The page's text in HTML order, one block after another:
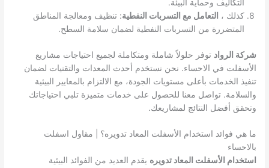
التكاليف وحماية البيئة.
كذلك ، التعامل مع التسربات النفطية: تنظيف ومعالجة المناطق
المتضررة من التسربات النفطية لضمان سلامة السطح.
شركة الرواد توفر حلولاً شاملة ومتكاملة لجميع احتياجات مشاريع
الأسفلت في الاحساء. نحن نستخدم أحدث المعدات والتقنيات لضمان
تنفيذ الخدمات بأعلى مستويات الجودة، مع الالتزام بالمعايير البيئية
والسلامة. تواصل معنا للحصول على خدمات متميزة تلبي احتياجاتك
وتحقق أفضل النتائج لمشاريعك.
ما هي فوائد استخدام الأسفلت المعاد تدويره؟ | مقاول اسفلت
بالاحساء
استخدام الأسفلت المعاد تدويره يقدم العديد من الفوائد البيئية